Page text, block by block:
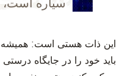
سیاره
‫این ذات هستی است:
باید خود را در جایگاه